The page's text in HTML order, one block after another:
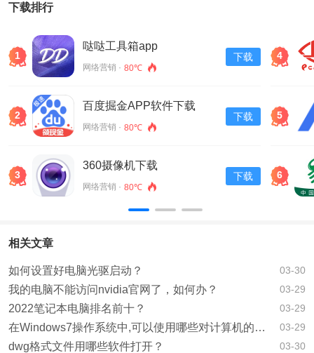
下载排行
1
哒哒工具箱app
网络营销 · 80℃
下载
2
百度掘金APP软件下载
网络营销 · 80℃
下载
3
360摄像机下载
网络营销 · 80℃
下载
4
5
6
相关文章
如何设置好电脑光驱启动？ 03-30
我的电脑不能访问nvidia官网了，如何办？ 03-29
2022笔记本电脑排名前十？ 03-29
在Windows7操作系统中,可以使用哪些对计算机的软硬件以及Windows7自身进行设？ 03-29
dwg格式文件用哪些软件打开？ 03-30